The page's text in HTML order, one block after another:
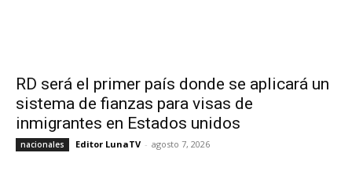
RD será el primer país donde se aplicará un
sistema de fianzas para visas de
inmigrantes en Estados unidos
nacionales Editor LunaTV - agosto 7, 2026